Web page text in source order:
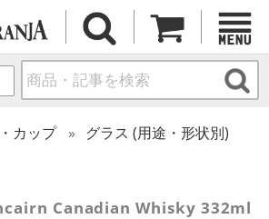
カップ
グラス (用途・形状別)
Canadian Whisky 332ml